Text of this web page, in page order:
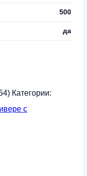
500
да
Категории:
с